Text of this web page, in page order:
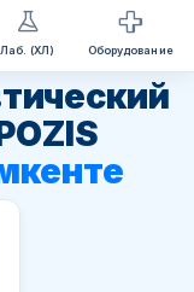
Лаб. (ХЛ) Оборудование